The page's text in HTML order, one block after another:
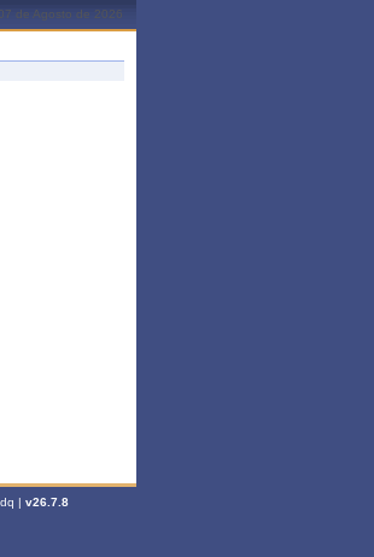
de Agosto de 2026
| v26.7.8